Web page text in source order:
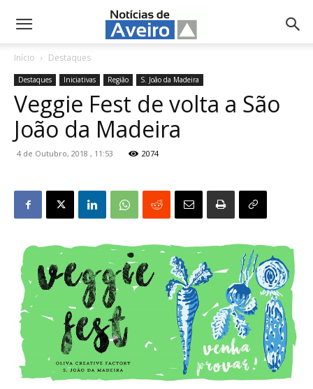
NotíciasdeAveiro.pt
Início Destaques
Destaques Iniciativas Região S. João da Madeira
Veggie Fest de volta a São
João da Madeira
4 de Outubro, 2018 , 11:53 2074